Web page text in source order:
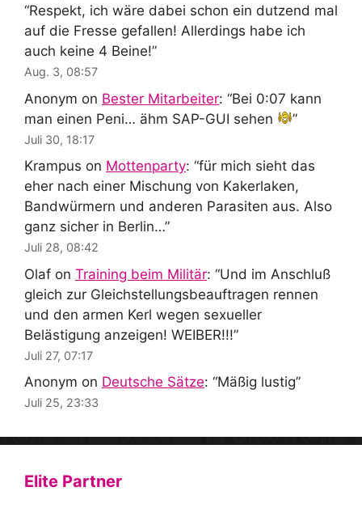
“Respekt, ich wäre dabei schon ein dutzend mal
auf die Fresse gefallen! Allerdings habe ich
auch keine 4 Beine!”
Aug. 3, 08:57
Anonym on Bester Mitarbeiter: “Bei 0:07 kann
man einen Peni… ähm SAP-GUI sehen
”
Juli 30, 18:17
Krampus on Mottenparty: “für mich sieht das
eher nach einer Mischung von Kakerlaken,
Bandwürmern und anderen Parasiten aus. Also
ganz sicher in Berlin…”
Juli 28, 08:42
Olaf on Training beim Militär: “Und im Anschluß
gleich zur Gleichstellungsbeauftragen rennen
und den armen Kerl wegen sexueller
Belästigung anzeigen! WEIBER!!!”
Juli 27, 07:17
Anonym on Deutsche Sätze: “Mäßig lustig”
Juli 25, 23:33
Elite Partner